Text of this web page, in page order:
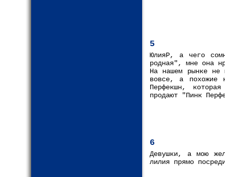
5
ЮлияР, а чего
родная", мне она
На нашем рынке не
вовсе, а похожие
Перфекшн,
продают "Пинк
6
Девушки, а мою
лилия прямо